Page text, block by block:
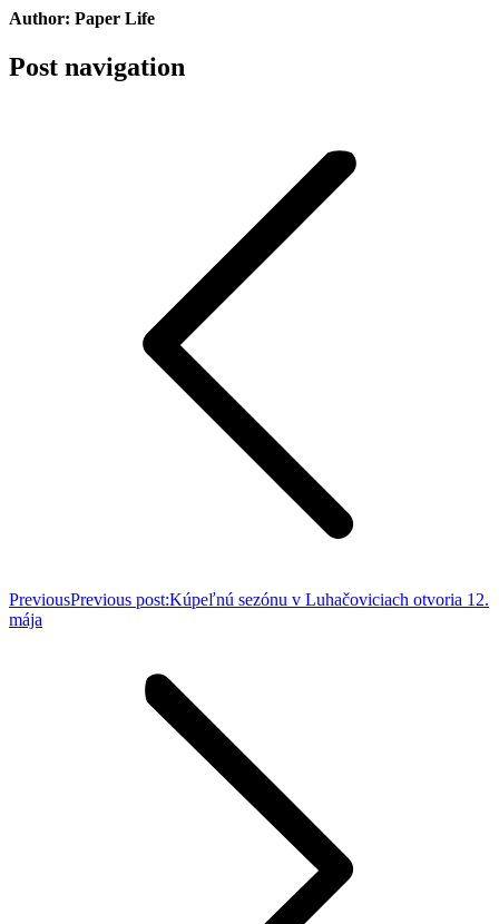
Author: Paper Life
Post navigation
PreviousPrevious post:Kúpeľnú sezónu v Luhačoviciach otvoria 12.
mája